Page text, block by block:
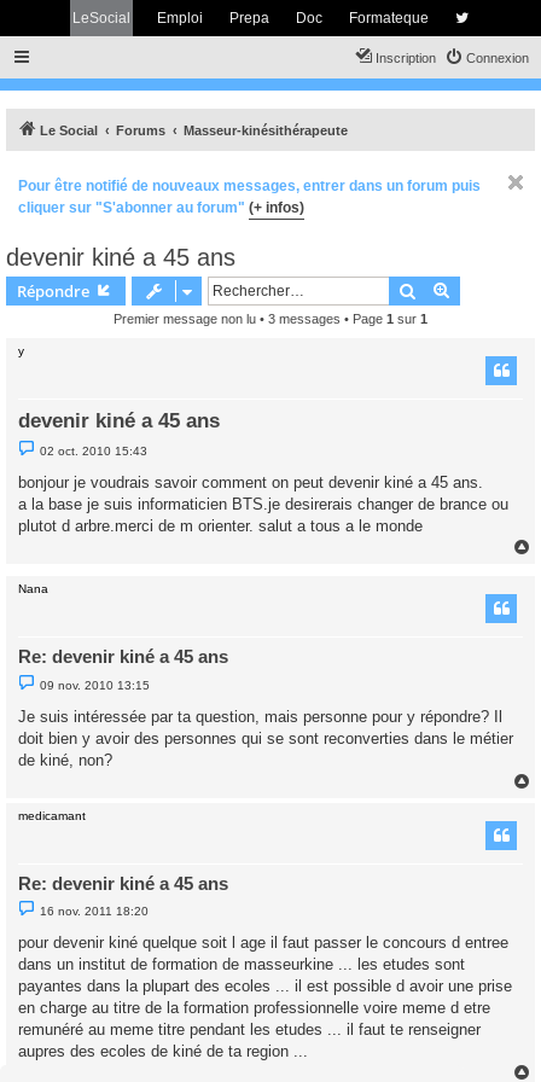
LeSocial Emploi Prepa Doc Formateque
Connexion
Inscription
Le Social Forums Masseur-kinésithérapeute
Pour être notifié de nouveaux messages, entrer dans un forum puis
cliquer sur "S'abonner au forum" (+ infos)
devenir kiné a 45 ans
Répondre Rechercher
Premier message non lu • 3 messages • Page 1 sur 1
y
devenir kiné a 45 ans
M
e
s
a
e
l
02 oct. 2010 15:43
bonjour je voudrais savoir comment on peut devenir kiné a 45 ans.
a la base je suis informaticien BTS.je desirerais changer de brance ou
plutot d arbre.merci de m orienter. salut a tous a le monde
Nana
Re: devenir kiné a 45 ans
M
e
s
a
g
e
n
l
09 nov. 2010 13:15
Je suis intéressée par ta question, mais personne pour y répondre? Il
doit bien y avoir des personnes qui se sont reconverties dans le métier
de kiné, non?
medicamant
Re: devenir kiné a 45 ans
M
e
s
a
e
n
n
l
u
16 nov. 2011 18:20
pour devenir kiné quelque soit l age il faut passer le concours d entree
dans un institut de formation de masseurkine ... les etudes sont
payantes dans la plupart des ecoles ... il est possible d avoir une prise
en charge au titre de la formation professionnelle voire meme d etre
remunéré au meme titre pendant les etudes ... il faut te renseigner
aupres des ecoles de kiné de ta region ...